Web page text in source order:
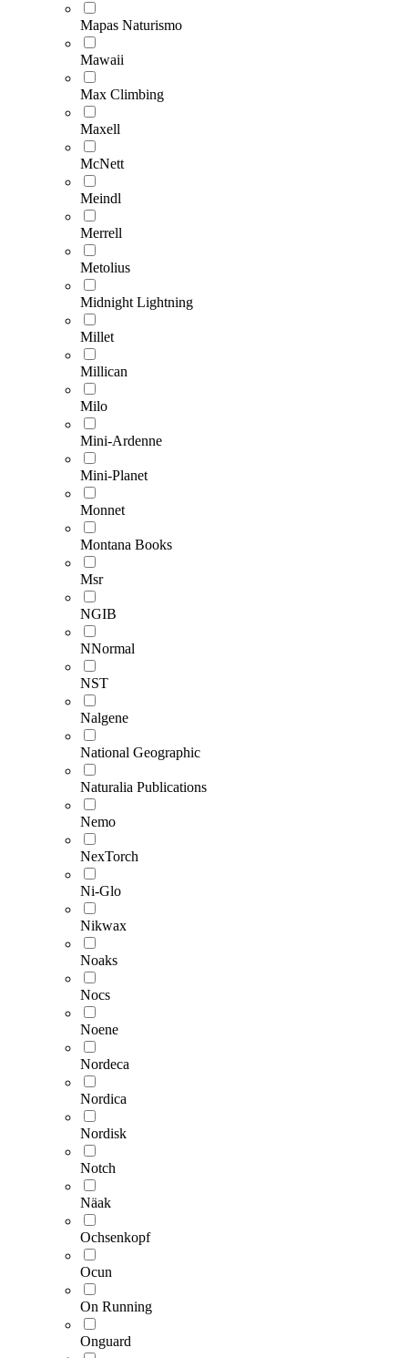
Mapas Naturismo
Mawaii
Max Climbing
Maxell
McNett
Meindl
Merrell
Metolius
Midnight Lightning
Millet
Millican
Milo
Mini-Ardenne
Mini-Planet
Monnet
Montana Books
Msr
NGIB
NNormal
NST
Nalgene
National Geographic
Naturalia Publications
Nemo
NexTorch
Ni-Glo
Nikwax
Noaks
Nocs
Noene
Nordeca
Nordica
Nordisk
Notch
Näak
Ochsenkopf
Ocun
On Running
Onguard